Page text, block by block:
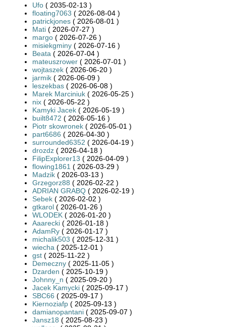
Ufo ( 2035-02-13 )
floating7063 ( 2026-08-04 )
patrickjones ( 2026-08-01 )
Mati ( 2026-07-27 )
margo ( 2026-07-26 )
misiekgminy ( 2026-07-16 )
Beata ( 2026-07-04 )
mateuszrower ( 2026-07-01 )
wojtaszek ( 2026-06-20 )
jarmik ( 2026-06-09 )
leszekbas ( 2026-06-08 )
Marek Marciniuk ( 2026-05-25 )
nix ( 2026-05-22 )
Kamyki Jacek ( 2026-05-19 )
built8472 ( 2026-05-16 )
Piotr skowronek ( 2026-05-01 )
part6686 ( 2026-04-30 )
surrounded6352 ( 2026-04-19 )
drozdz ( 2026-04-18 )
FilipExplorer13 ( 2026-04-09 )
flowing1861 ( 2026-03-29 )
Madzik ( 2026-03-13 )
Grzegorz88 ( 2026-02-22 )
ADRIAN GRABQ ( 2026-02-19 )
Sebek ( 2026-02-02 )
gtkarol ( 2026-01-26 )
WLODEK ( 2026-01-20 )
Aaarecki ( 2026-01-18 )
AdamRy ( 2026-01-17 )
michalik503 ( 2025-12-31 )
wiecha ( 2025-12-01 )
gst ( 2025-11-22 )
Demeczny ( 2025-11-05 )
Dzarden ( 2025-10-19 )
Johnny_n ( 2025-09-20 )
Jacek Kamycki ( 2025-09-17 )
SBC66 ( 2025-09-17 )
Kiernoziafp ( 2025-09-13 )
damianopantani ( 2025-09-07 )
Jansz18 ( 2025-08-23 )